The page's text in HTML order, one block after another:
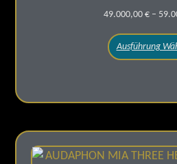
49.000,00 € –
Ausführung